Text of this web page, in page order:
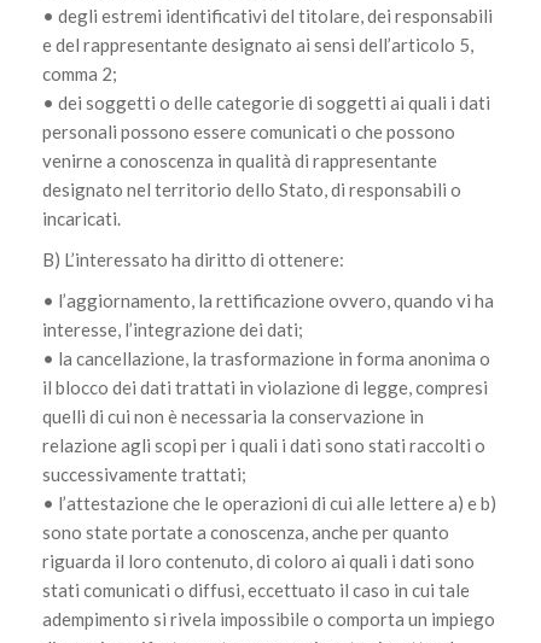
• degli estremi identificativi del titolare, dei responsabili
e del rappresentante designato ai sensi dell’articolo 5,
comma 2;
• dei soggetti o delle categorie di soggetti ai quali i dati
personali possono essere comunicati o che possono
venirne a conoscenza in qualità di rappresentante
designato nel territorio dello Stato, di responsabili o
incaricati.
B) L’interessato ha diritto di ottenere:
• l’aggiornamento, la rettificazione ovvero, quando vi ha
interesse, l’integrazione dei dati;
• la cancellazione, la trasformazione in forma anonima o
il blocco dei dati trattati in violazione di legge, compresi
quelli di cui non è necessaria la conservazione in
relazione agli scopi per i quali i dati sono stati raccolti o
successivamente trattati;
• l’attestazione che le operazioni di cui alle lettere a) e b)
sono state portate a conoscenza, anche per quanto
riguarda il loro contenuto, di coloro ai quali i dati sono
stati comunicati o diffusi, eccettuato il caso in cui tale
adempimento si rivela impossibile o comporta un impiego